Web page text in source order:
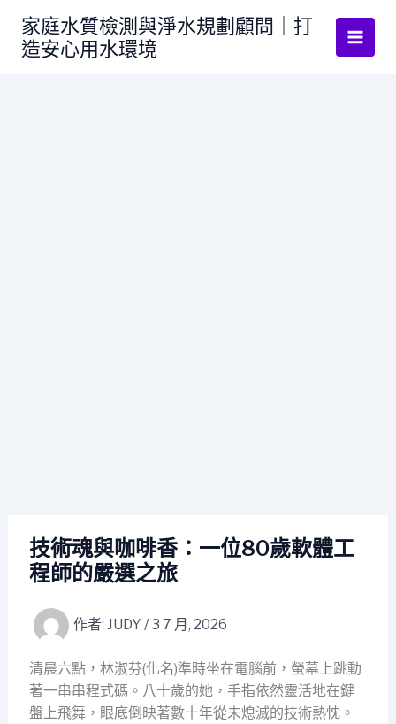
家庭水質檢測與淨水規劃顧問｜打
造安心用水環境
技術魂與咖啡香：一位80歲軟體工
程師的嚴選之旅
作者: JUDY /3 7 月, 2026
清晨六點，林淑芬(化名)準時坐在電腦前，螢幕上跳動
著一串串程式碼。八十歲的她，手指依然靈活地在鍵
盤上飛舞，眼底倒映著數十年從未熄滅的技術熱忱。